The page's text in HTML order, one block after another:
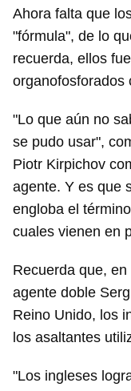
Ahora falta que
"fórmula", de lo
recuerda, ellos
organofosforados
"Lo que aún no
se pudo usar",
Piotr Kirpichov
agente. Y es que
engloba el
cuales vienen en
Recuerda que,
agente doble
Reino Unido, los
los asaltantes
"Los ingleses